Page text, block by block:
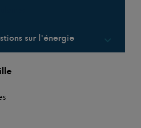
sur l'énergie